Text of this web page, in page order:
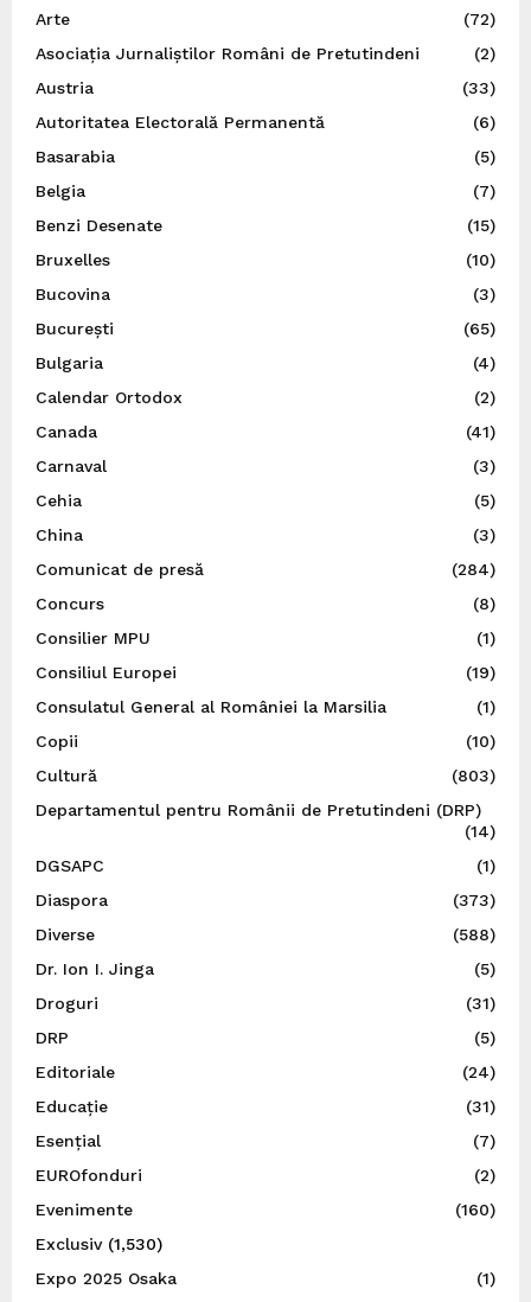
Arte
(72)
Asociația Jurnaliștilor Români de Pretutindeni
(2)
Austria
(33)
Autoritatea Electorală Permanentă
(6)
Basarabia
(5)
Belgia
(7)
Benzi Desenate
(15)
Bruxelles
(10)
Bucovina
(3)
București
(65)
Bulgaria
(4)
Calendar Ortodox
(2)
Canada
(41)
Carnaval
(3)
Cehia
(5)
China
(3)
Comunicat de presă
(284)
Concurs
(8)
Consilier MPU
(1)
Consiliul Europei
(19)
Consulatul General al României la Marsilia
(1)
Copii
(10)
Cultură
(803)
Departamentul pentru Românii de Pretutindeni (DRP)
(14)
DGSAPC
(1)
Diaspora
(373)
Diverse
(588)
Dr. Ion I. Jinga
(5)
Droguri
(31)
DRP
(5)
Editoriale
(24)
Educație
(31)
Esențial
(7)
EUROfonduri
(2)
Evenimente
(160)
Exclusiv(1,530)
Expo 2025 Osaka
(1)